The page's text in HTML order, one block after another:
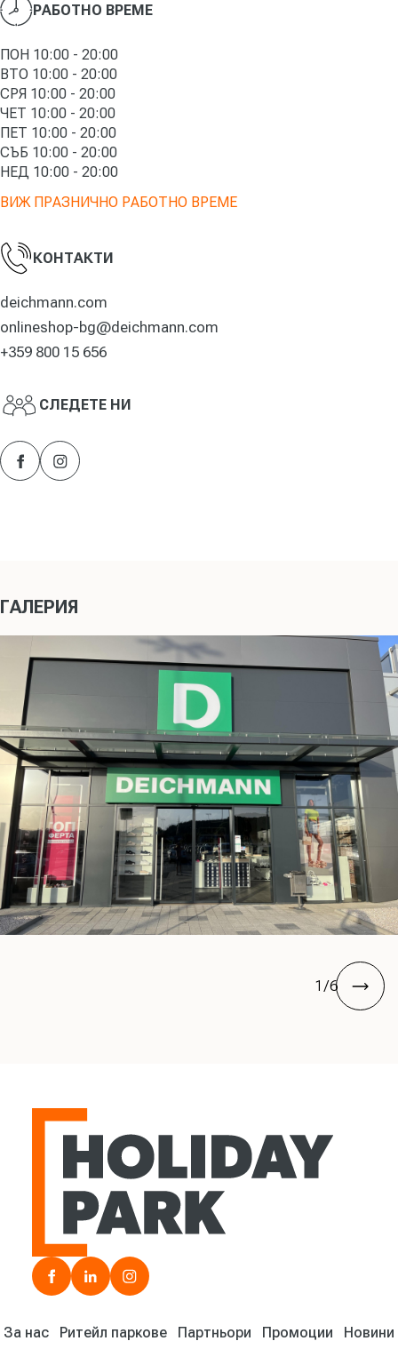
РАБОТНО ВРЕМЕ
ПОН 10:00 - 20:00
ВТО 10:00 - 20:00
СРЯ 10:00 - 20:00
ЧЕТ 10:00 - 20:00
ПЕТ 10:00 - 20:00
СЪБ 10:00 - 20:00
НЕД 10:00 - 20:00
ВИЖ ПРАЗНИЧНО РАБОТНО ВРЕМЕ
КОНТАКТИ
deichmann.com
onlineshop-bg@deichmann.com
+359 800 15 656
СЛЕДЕТЕ НИ
FacebookInstagram
ГАЛЕРИЯ
1 /6 next
facebooklinkedininstagram
За нас Ритейл паркове Партньори Промоции Новини